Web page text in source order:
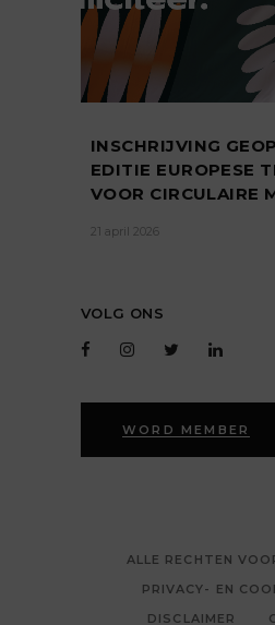
INSCHRIJVING
EDITIE EUROPESE
VOOR CIRCULAIRE
21 april 2026
VOLG ONS
WORD MEMBER
ALLE RECHTEN
PRIVACY- EN
DISCLAIMER